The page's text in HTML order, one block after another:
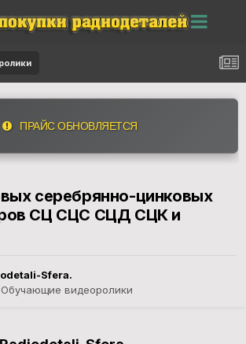
ПРАЙС ОБНОВЛЯЕТСЯ
серебрянно-цинковых
СЦ СЦС СЦД СЦК и
Sfera.
Обучающие видеоролики